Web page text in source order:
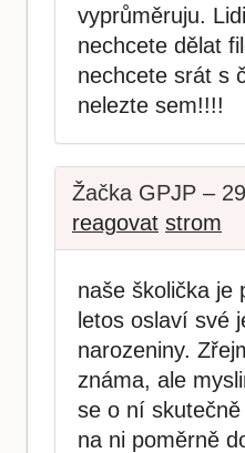
vyprůměruju.
nechcete dělat
nechcete srát s
nelezte sem!!!!
Žačka GPJP –
reagovat strom
naše školička je
letos oslaví své
narozeniny.
známa, ale
se o ní
na ni poměrně